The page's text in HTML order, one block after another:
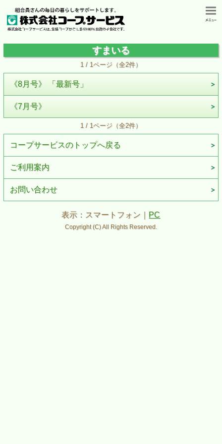
すまいる
1 / 1ページ（全2件）
《8月号》 「最新号」
《7月号》
1 / 1ページ（全2件）
コープサービスのトップへ戻る
ご利用案内
お問い合わせ
表示：スマートフォン｜ PC
Copyright (C) All Rights Reserved.